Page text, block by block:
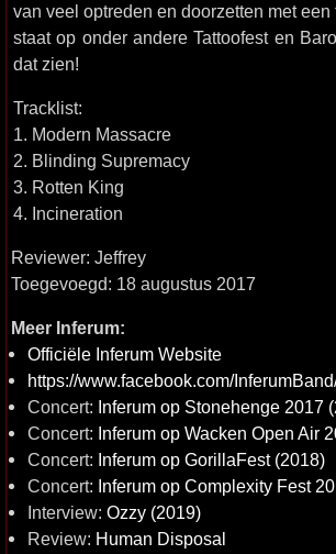
van veel optreden en doorzetten met
staat op onder andere Tattoofest en
dat zien!
Tracklist:
1. Modern Massacre
2. Blinding Supremacy
3. Rotten King
4. Incineration
Reviewer: Jeffrey
Toegevoegd: 18 augustus 2017
Meer Inferum:
Officiële Inferum Website
https://www.facebook.com/
Concert: Inferum op Stonehenge 2017
Concert: Inferum op Wacken Open Air
Concert: Inferum op GorillaFest (2018)
Concert: Inferum op Complexity Fest
Interview: Ozzy (2019)
Review: Human Disposal